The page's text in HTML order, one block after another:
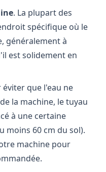
. La plupart des
spécifique où le
généralement à
est solidement en
éviter que l'eau ne
la machine, le tuyau
à une certaine
moins 60 cm du sol).
machine pour